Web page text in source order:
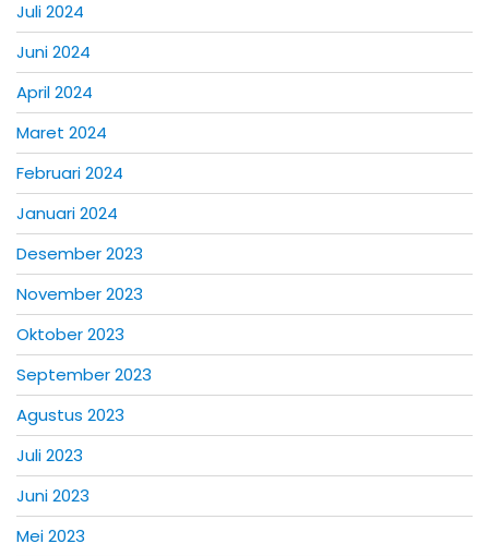
Juli 2024
Juni 2024
April 2024
Maret 2024
Februari 2024
Januari 2024
Desember 2023
November 2023
Oktober 2023
September 2023
Agustus 2023
Juli 2023
Juni 2023
Mei 2023